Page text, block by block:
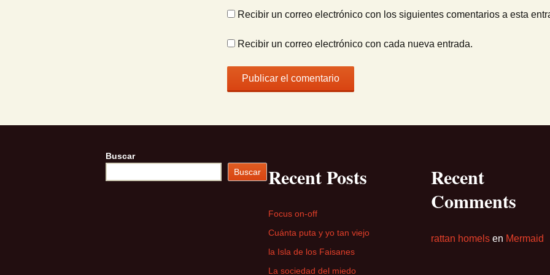
Recibir un correo electrónico con los siguientes comentarios a esta
Recibir un correo electrónico con cada nueva entrada.
Buscar
Buscar
Recent Posts
Focus on-off
Cuánta puta y yo tan viejo
la Isla de los Faisanes
La sociedad del miedo
Recent
Comments
rattan homels en Mermaid